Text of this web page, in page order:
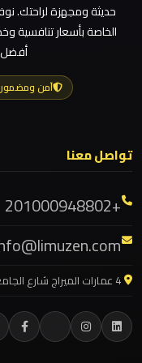
ليموزين مطار العالمين
ليموزين مطار العاصمة
ليموزين مطار اكتوبر
ليموزين مرسيدس ايجار
ليموزين مرسي مطروح
ليموزين مرسي علم
ليموزين مدينتي
ليموزين مايو
والمناسبات
ليموزين
ليموزين
طنطا
ليموزين
طابا
حديثة ومجهزة لراحتك.
الخاصة بأسعار تنافسية
أفضل
آمن
تواصل معنا
+201000948802
4 عمارات الميراج شارع الجامعة زهراء مدينة نصر القاهرة مصر